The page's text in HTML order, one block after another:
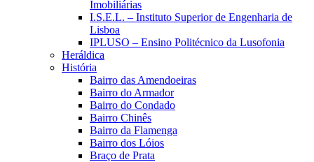
Imobiliárias
I.S.E.L. – Instituto Superior de Engenharia de
Lisboa
IPLUSO – Ensino Politécnico da Lusofonia
Heráldica
História
Bairro das Amendoeiras
Bairro do Armador
Bairro do Condado
Bairro Chinês
Bairro da Flamenga
Bairro dos Lóios
Braço de Prata